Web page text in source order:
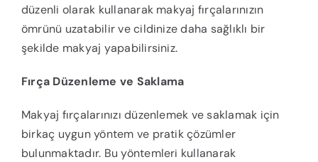
düzenli olarak kullanarak makyaj fırçalarınızın
ömrünü uzatabilir ve cildinize daha sağlıklı bir
şekilde makyaj yapabilirsiniz.
Fırça Düzenleme ve Saklama
Makyaj fırçalarınızı düzenlemek ve saklamak için
birkaç uygun yöntem ve pratik çözümler
bulunmaktadır. Bu yöntemleri kullanarak